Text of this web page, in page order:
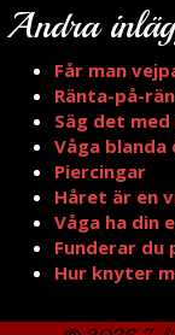
Andra
Får man
Ränta-på-
Säg det
Våga blanda
Piercingar
Håret är en
Våga ha din
Funderar
Hur knyter